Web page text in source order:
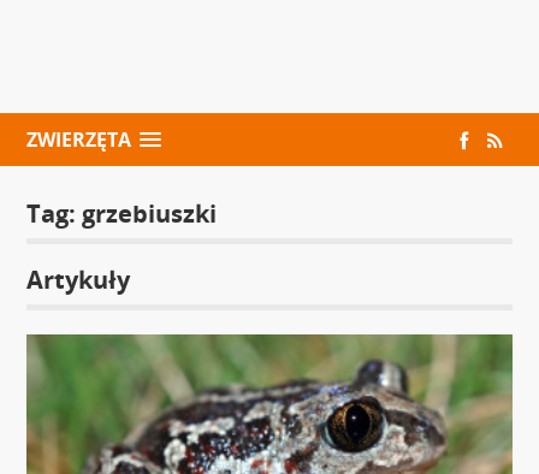
ZWIERZĘTA
Tag: grzebiuszki
Artykuły